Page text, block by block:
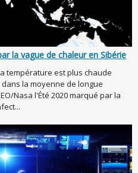
la vague de chaleur en Sibérie
température est plus chaude
la moyenne de longue
Nasa l'Été 2020 marqué par la